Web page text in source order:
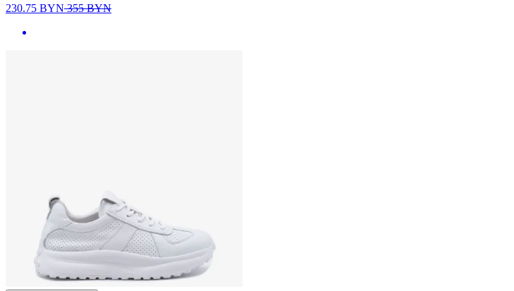
230.75 BYN355BYN